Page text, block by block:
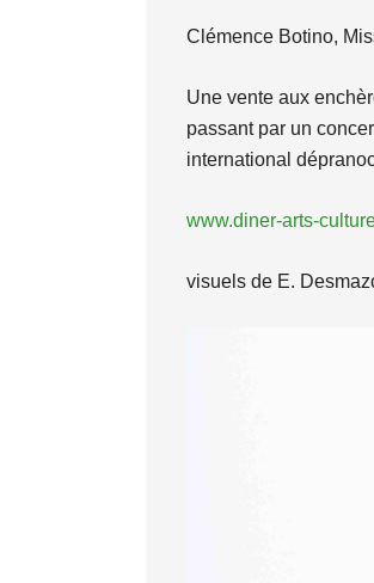
Clémence Botino,
Une vente aux
passant par un
international
www.diner-arts-
visuels de E.